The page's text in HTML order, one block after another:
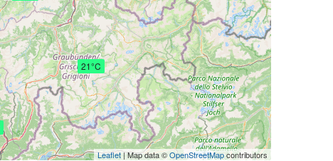
21°C
Leaflet| Map data ©OpenStreetMapcontributors